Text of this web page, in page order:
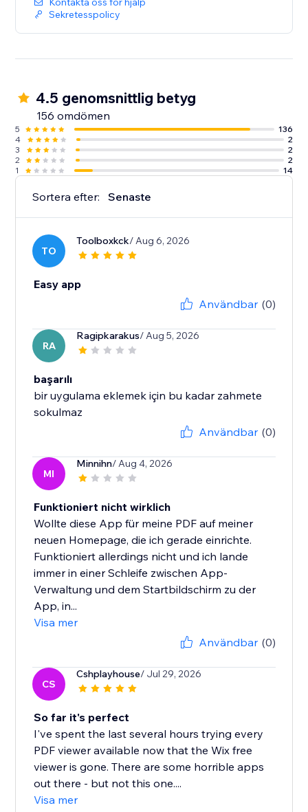
Sekretesspolicy
4.5 genomsnittlig betyg
156 omdömen
5
136
4
2
3
2
2
2
1
14
Sortera efter: Senaste
TO
Toolboxkck/ Aug 6, 2026
Easy app
Användbar (0)
RA
Ragipkarakus/ Aug 5, 2026
başarılı
bir uygulama eklemek için bu kadar zahmete
sokulmaz
Användbar (0)
MI
Minnihn/ Aug 4, 2026
Funktioniert nicht wirklich
Wollte diese App für meine PDF auf meiner
neuen Homepage, die ich gerade einrichte.
Funktioniert allerdings nicht und ich lande
immer in einer Schleife zwischen App-
Verwaltung und dem Startbildschirm zu der
App, in...
Visa mer
Användbar (0)
CS
Cshplayhouse/ Jul 29, 2026
So far it's perfect
I've spent the last several hours trying every
PDF viewer available now that the Wix free
viewer is gone. There are some horrible apps
out there - but not this one....
Visa mer